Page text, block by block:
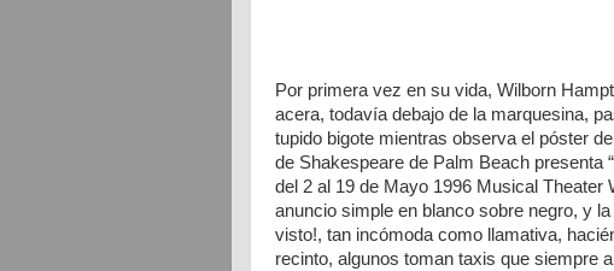
Por primera vez en su vida, Wilborn
acera, todavía debajo de la marquesina,
tupido bigote mientras observa el póster
de Shakespeare de Palm Beach presenta
del 2 al 19 de Mayo 1996 Musical Theater
anuncio simple en blanco sobre negro, y
visto!, tan incómoda como llamativa,
recinto, algunos toman taxis que siempre